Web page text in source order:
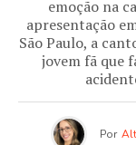
emoção na
apresentação
São Paulo, a
jovem fã que
Por